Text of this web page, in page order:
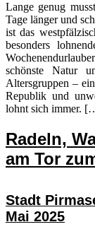
Lange genug
Tage länger und
ist das
besonders
schönste Natur
Altersgruppen –
Republik und
lohnt sich immer.
Radeln,
am Tor
Stadt
Mai 2025